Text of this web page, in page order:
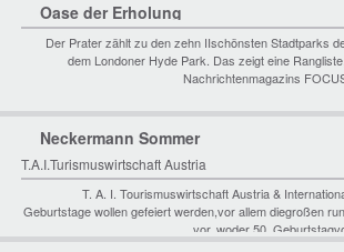
Oase der Erholung
Der Prater zählt zu den zehn IIschönsten Stadtparks
dem Londoner Hyde Park. Das zeigt eine
Nachrichtenmagazins
Neckermann Sommer
T.A.I.Turismuswirtschaft Austria
T. A. I. Tourismuswirtschaft Austria &
Geburtstage wollen gefeiert werden,vor allem diegroßen
vor, woder 50.